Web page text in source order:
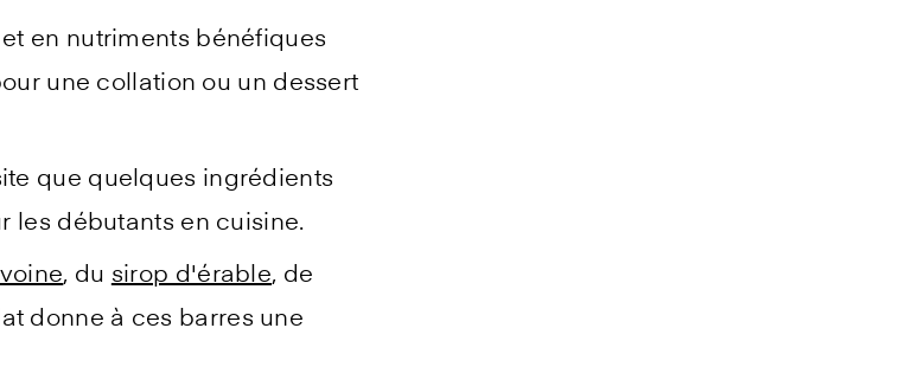
en nutriments bénéfiques
une collation ou un dessert
que quelques ingrédients
les débutants en cuisine.
, du sirop d'érable, de
donne à ces barres une